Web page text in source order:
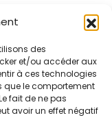
des
et/ou accéder aux
à ces technologies
que le comportement
fait de ne pas
avoir un effet négatif